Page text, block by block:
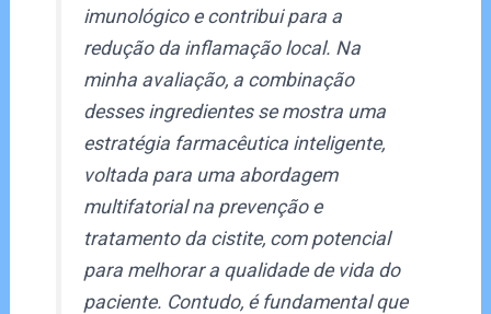
imunológico e contribui para a
redução da inflamação local. Na
minha avaliação, a combinação
desses ingredientes se mostra uma
estratégia farmacêutica inteligente,
voltada para uma abordagem
multifatorial na prevenção e
tratamento da cistite, com potencial
para melhorar a qualidade de vida do
paciente. Contudo, é fundamental que